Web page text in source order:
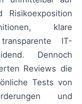
klare
IT-
Dennoch
Reviews die
Tests von
und